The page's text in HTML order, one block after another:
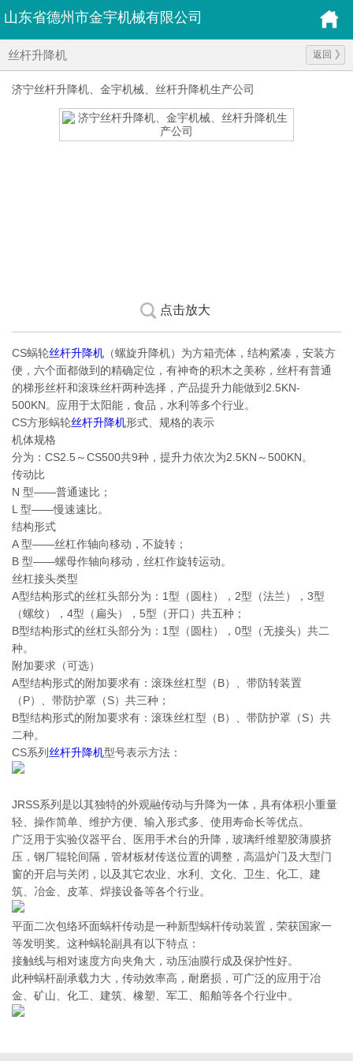
山东省德州市金宇机械有限公司
丝杆升降机 返回
济宁丝杆升降机、金宇机械、丝杆升降机生产公司
点击放大
CS蜗轮丝杆升降机 （螺旋升降机）为方箱壳体，结构紧凑，安装方
便，六个面都做到的精确定位，有神奇的积木之美称，丝杆有普通
的梯形丝杆和滚珠丝杆两种选择，产品提升力能做到2.5KN-
500KN。应用于太阳能，食品，水利等多个行业。
CS方形蜗轮丝杆升降机形式、规格的表示
机体规格
分为：CS2.5～CS500共9种，提升力依次为2.5KN～500KN。
传动比
N 型——普通速比；
L 型——慢速速比。
结构形式
A 型——丝杠作轴向移动，不旋转；
B 型——螺母作轴向移动，丝杠作旋转运动。
丝杠接头类型
A型结构形式的丝杠头部分为：1型（圆柱），2型（法兰），3型
（螺纹），4型（扁头），5型（开口）共五种；
B型结构形式的丝杠头部分为：1型（圆柱），0型（无接头）共二
种。
附加要求（可选）
A型结构形式的附加要求有：滚珠丝杠型（B）、带防转装置
（P）、带防护罩（S）共三种；
B型结构形式的附加要求有：滚珠丝杠型（B）、带防护罩（S）共
二种。
CS系列丝杆升降机型号表示方法：
JRSS系列是以其独特的外观融传动与升降为一体，具有体积小重量
轻、操作简单、维护方便、输入形式多、使用寿命长等优点。
广泛用于实验仪器平台、医用手术台的升降，玻璃纤维塑胶薄膜挤
压，钢厂辊轮间隔，管材板材传送位置的调整，高温炉门及大型门
窗的开启与关闭，以及其它农业、水利、文化、卫生、化工、建
筑、冶金、皮革、焊接设备等各个行业。
平面二次包络环面蜗杆传动是一种新型蜗杆传动装置，荣获国家一
等发明奖。这种蜗轮副具有以下特点：
接触线与相对速度方向夹角大，动压油膜行成及保护性好。
此种蜗杆副承载力大，传动效率高，耐磨损，可广泛的应用于冶
金、矿山、化工、建筑、橡塑、军工、船舶等各个行业中。